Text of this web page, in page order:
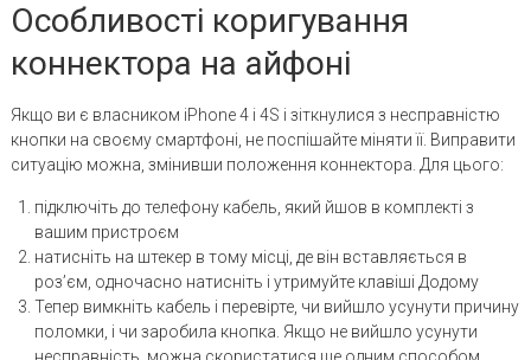
Особливості коригування
коннектора на айфоні
Якщо ви є власником iPhone 4 і 4S і зіткнулися з несправністю
кнопки на своєму смартфоні, не поспішайте міняти її. Виправити
ситуацію можна, змінивши положення коннектора. Для цього:
підключіть до телефону кабель, який йшов в комплекті з
вашим пристроєм
натисніть на штекер в тому місці, де він вставляється в
роз’єм, одночасно натисніть і утримуйте клавіші Додому
Тепер вимкніть кабель і перевірте, чи вийшло усунути причину
поломки, і чи заробила кнопка. Якщо не вийшло усунути